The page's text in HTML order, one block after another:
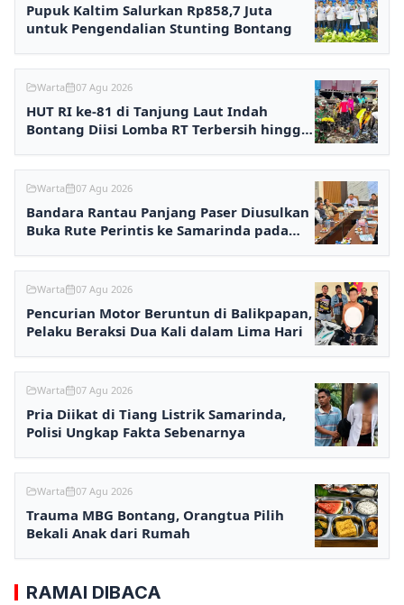
Pupuk Kaltim Salurkan Rp858,7 Juta
untuk Pengendalian Stunting Bontang
Warta 07 Agu 2026
HUT RI ke-81 di Tanjung Laut Indah
Bontang Diisi Lomba RT Terbersih hingga
Warta 07 Agu 2026
Bandara Rantau Panjang Paser Diusulkan
Buka Rute Perintis ke Samarinda pada
Warta 07 Agu 2026
Pencurian Motor Beruntun di Balikpapan,
Pelaku Beraksi Dua Kali dalam Lima Hari
Warta 07 Agu 2026
Pria Diikat di Tiang Listrik Samarinda,
Polisi Ungkap Fakta Sebenarnya
Warta 07 Agu 2026
Trauma MBG Bontang, Orangtua Pilih
Bekali Anak dari Rumah
RAMAI DIBACA